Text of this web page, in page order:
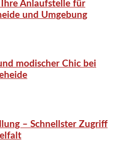
Anlaufstelle für
und Umgebung
modischer Chic bei
– Schnellster Zugriff